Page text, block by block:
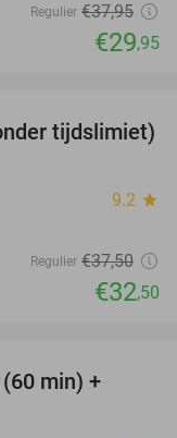
Regulier €37,95
€29,95
13%
tijdslimiet)
9.2 star
Regulier €37,50
€32,50
min) +